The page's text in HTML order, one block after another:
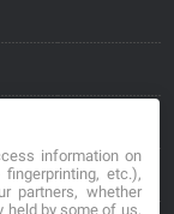
information on
etc.),
partners, whether
held by some of us,